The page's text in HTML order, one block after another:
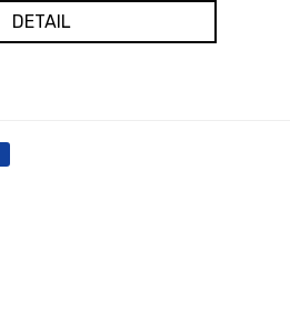
DETAIL